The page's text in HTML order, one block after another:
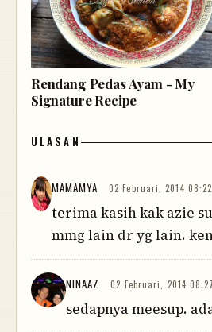
Rendang Pedas Ayam - My
Signature Recipe
ULASAN
MAMAMYA 02 Februari, 2014 08:22
terima kasih kak azie
mmg lain dr yg lain.
NINAAZ 02 Februari, 2014 08:27
sedapnya meesup.